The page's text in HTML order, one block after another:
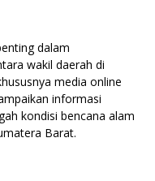
dalam
wakil daerah di
media online
informasi
kondisi bencana alam
Barat.